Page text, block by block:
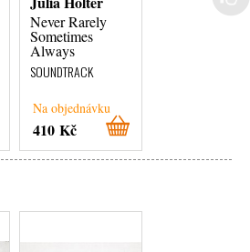
Never Rarely
Sometimes
Always
SOUNDTRACK
Na objednávku
410 Kč
Something In